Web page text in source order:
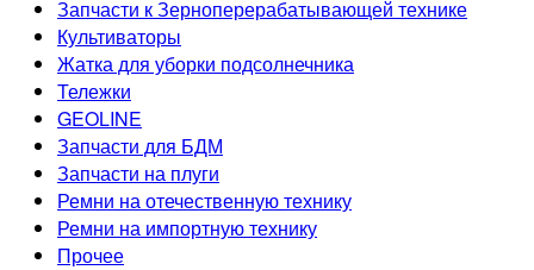
Запчасти к Зерноперерабатывающей технике
Культиваторы
Жатка для уборки подсолнечника
Тележки
GEOLINE
Запчасти для БДМ
Запчасти на плуги
Ремни на отечественную технику
Ремни на импортную технику
Прочее